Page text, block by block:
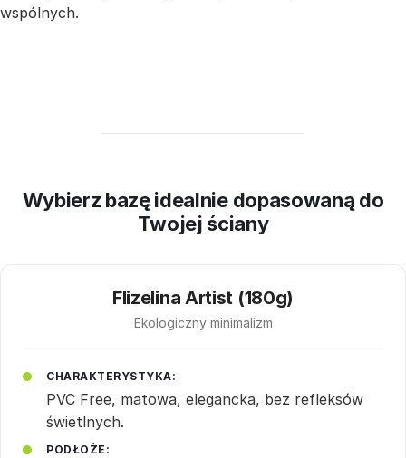
wspólnych.
Wybierz bazę idealnie dopasowaną do
Twojej ściany
Flizelina Artist (180g)
Ekologiczny minimalizm
CHARAKTERYSTYKA:
PVC Free, matowa, elegancka, bez refleksów
świetlnych.
PODŁOŻE: